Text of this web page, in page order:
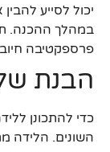
יכול לסייע
במהלך ההכנה.
פרספקטיבה
הבנת
כדי להתכונן
השונים. הלידה